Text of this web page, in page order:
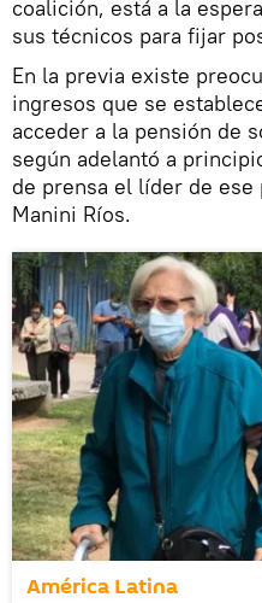
coalición, está a la
sus técnicos para fijar
En la previa existe
ingresos que se
acceder a la pensión de
según adelantó a
de prensa el líder de
Manini Ríos.
América Latina